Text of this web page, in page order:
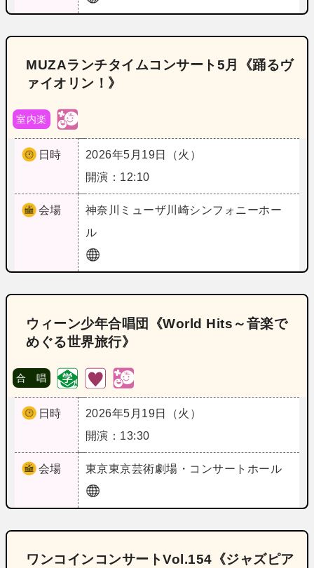
MUZAランチタイムコンサート5月《踊るヴ
ァイオリン！》
室内楽
日時
2026年5月19日（火）
開演：12:10
会場 神奈川 ミューザ川崎シンフォニーホー
ル
ウィーン少年合唱団《World Hits～音楽で
めぐる世界旅行》
合 唱
日時
2026年5月19日（火）
開演：13:30
会場 東京東京芸術劇場・コンサートホール
ワンコインコンサートVol.154《ジャズピア